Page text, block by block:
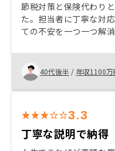
節税対策と保険代わり
た。担当者に丁寧な対
ての不安を一つ一つ解
も専用アプリでの管理
す。 アプリ管理で物件にかかった保険などのコストも含
め管理できると良い。
りがたい。
40代後半 / 年収1100万
3.3
丁寧な説明で納得